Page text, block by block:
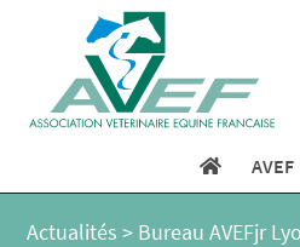
AVEF
Actualités > Bureau AVEFjr